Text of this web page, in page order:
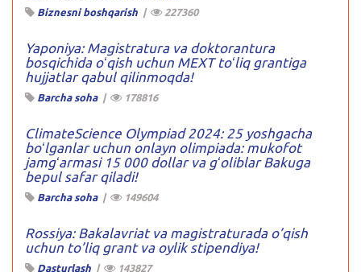
Biznesni boshqarish | 227360
Yaponiya: Magistratura va doktorantura
bosqichida oʻqish uchun MEXT toʻliq grantiga
hujjatlar qabul qilinmoqda!
Barcha soha| 178816
ClimateScience Olympiad 2024: 25 yoshgacha
boʻlganlar uchun onlayn olimpiada: mukofot
jamgʻarmasi 15 000 dollar va gʻoliblar Bakuga
bepul safar qiladi!
Barcha soha| 149604
Rossiya: Bakalavriat va magistraturada o’qish
uchun to’liq grant va oylik stipendiya!
Dasturlash | 143827